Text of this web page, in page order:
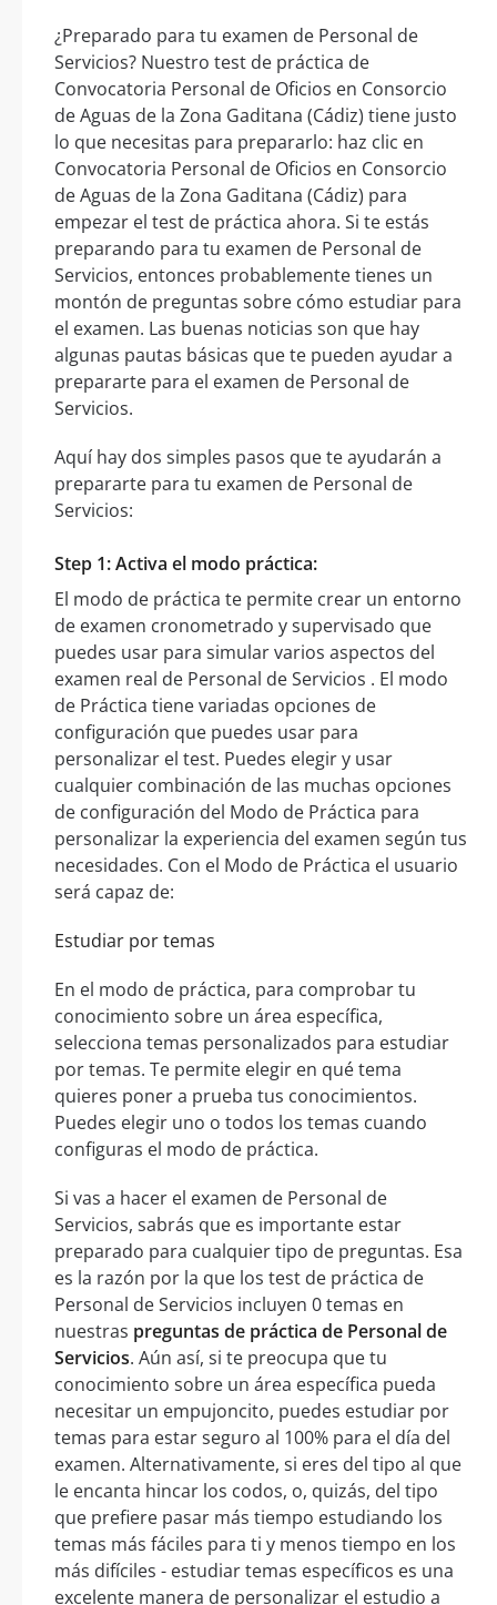
¿Preparado para tu examen de Personal de
Servicios? Nuestro test de práctica de
Convocatoria Personal de Oficios en Consorcio
de Aguas de la Zona Gaditana (Cádiz) tiene justo
lo que necesitas para prepararlo: haz clic en
Convocatoria Personal de Oficios en Consorcio
de Aguas de la Zona Gaditana (Cádiz) para
empezar el test de práctica ahora. Si te estás
preparando para tu examen de Personal de
Servicios, entonces probablemente tienes un
montón de preguntas sobre cómo estudiar para
el examen. Las buenas noticias son que hay
algunas pautas básicas que te pueden ayudar a
prepararte para el examen de Personal de
Servicios.
Aquí hay dos simples pasos que te ayudarán a
prepararte para tu examen de Personal de
Servicios:
Step 1: Activa el modo práctica:
El modo de práctica te permite crear un entorno
de examen cronometrado y supervisado que
puedes usar para simular varios aspectos del
examen real de Personal de Servicios . El modo
de Práctica tiene variadas opciones de
configuración que puedes usar para
personalizar el test. Puedes elegir y usar
cualquier combinación de las muchas opciones
de configuración del Modo de Práctica para
personalizar la experiencia del examen según tus
necesidades. Con el Modo de Práctica el usuario
será capaz de:
Estudiar por temas
En el modo de práctica, para comprobar tu
conocimiento sobre un área específica,
selecciona temas personalizados para estudiar
por temas. Te permite elegir en qué tema
quieres poner a prueba tus conocimientos.
Puedes elegir uno o todos los temas cuando
configuras el modo de práctica.
Si vas a hacer el examen de Personal de
Servicios, sabrás que es importante estar
preparado para cualquier tipo de preguntas. Esa
es la razón por la que los test de práctica de
Personal de Servicios incluyen 0 temas en
nuestras preguntas de práctica de Personal de
Servicios. Aún así, si te preocupa que tu
conocimiento sobre un área específica pueda
necesitar un empujoncito, puedes estudiar por
temas para estar seguro al 100% para el día del
examen. Alternativamente, si eres del tipo al que
le encanta hincar los codos, o, quizás, del tipo
que prefiere pasar más tiempo estudiando los
temas más fáciles para ti y menos tiempo en los
más difíciles - estudiar temas específicos es una
excelente manera de personalizar el estudio a